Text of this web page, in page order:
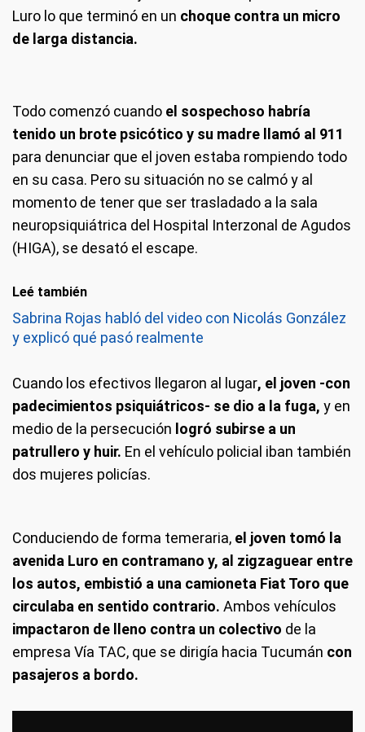
Luro lo que terminó en un choque contra un micro
de larga distancia.
Todo comenzó cuando el sospechoso habría
tenido un brote psicótico y su madre llamó al 911
para denunciar que el joven estaba rompiendo todo
en su casa. Pero su situación no se calmó y al
momento de tener que ser trasladado a la sala
neuropsiquiátrica del Hospital Interzonal de Agudos
(HIGA), se desató el escape.
Leé también
Sabrina Rojas habló del video con Nicolás González
y explicó qué pasó realmente
Cuando los efectivos llegaron al lugar, el joven -con
padecimientos psiquiátricos- se dio a la fuga, y en
medio de la persecución logró subirse a un
patrullero y huir. En el vehículo policial iban también
dos mujeres policías.
Conduciendo de forma temeraria, el joven tomó la
avenida Luro en contramano y, al zigzaguear entre
los autos, embistió a una camioneta Fiat Toro que
circulaba en sentido contrario. Ambos vehículos
impactaron de lleno contra un colectivo de la
empresa Vía TAC, que se dirigía hacia Tucumán con
pasajeros a bordo.